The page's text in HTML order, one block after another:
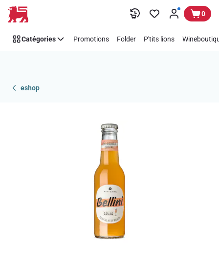
Passer 0
Catégories Promotions Folder P'tits lions
eshop